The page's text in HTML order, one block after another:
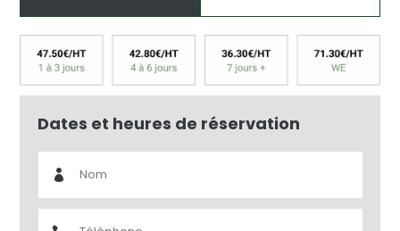
Prix dégressif selon la durée
Dates et heures de réservation